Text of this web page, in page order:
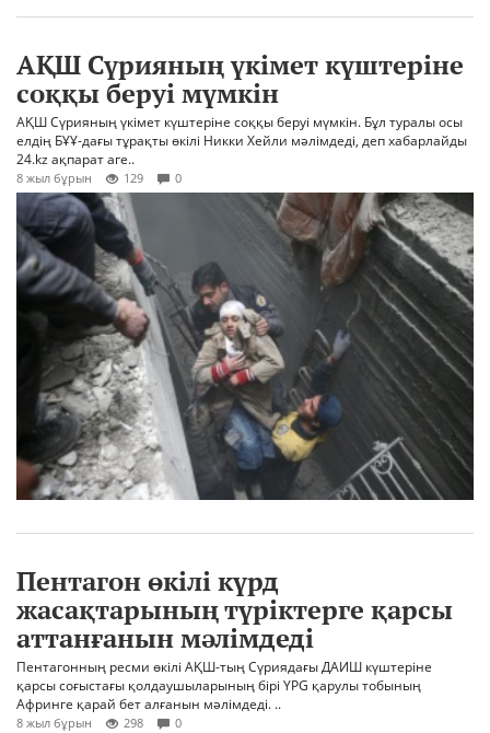
АҚШ Сүрияның үкімет күштеріне
соққы беруі мүмкін
АҚШ Сүрияның үкімет күштеріне соққы беруі мүмкін. Бұл туралы осы
елдің БҰҰ-дағы тұрақты өкілі Никки Хейли мәлімдеді, деп хабарлайды
24.kz ақпарат аге..
8 жыл бұрын 129 0
Пентагон өкілі күрд
жасақтарының түріктерге қарсы
аттанғанын мәлімдеді
Пентагонның ресми өкілі АҚШ-тың Сүриядағы ДАИШ күштеріне
қарсы соғыстағы қолдаушыларының бірі YPG қарулы тобының
Афринге қарай бет алғанын мәлімдеді. ..
8 жыл бұрын 298 0